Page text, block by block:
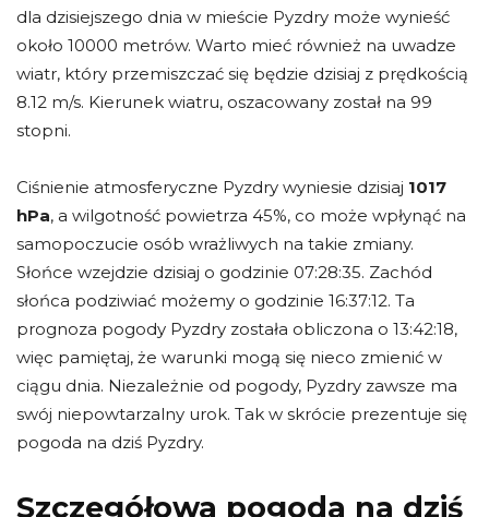
dla dzisiejszego dnia w mieście Pyzdry może wynieść
około 10000 metrów. Warto mieć również na uwadze
wiatr, który przemiszczać się będzie dzisiaj z prędkością
8.12 m/s. Kierunek wiatru, oszacowany został na 99
stopni.
Ciśnienie atmosferyczne Pyzdry wyniesie dzisiaj 1017
hPa, a wilgotność powietrza 45%, co może wpłynąć na
samopoczucie osób wrażliwych na takie zmiany.
Słońce wzejdzie dzisiaj o godzinie 07:28:35. Zachód
słońca podziwiać możemy o godzinie 16:37:12. Ta
prognoza pogody Pyzdry została obliczona o 13:42:18,
więc pamiętaj, że warunki mogą się nieco zmienić w
ciągu dnia. Niezależnie od pogody, Pyzdry zawsze ma
swój niepowtarzalny urok. Tak w skrócie prezentuje się
pogoda na dziś Pyzdry.
Szczegółowa pogoda na dziś